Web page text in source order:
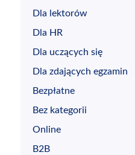
Dla lektorów
Dla HR
Dla uczących się
Dla zdających egzamin
Bezpłatne
Bez kategorii
Online
B2B